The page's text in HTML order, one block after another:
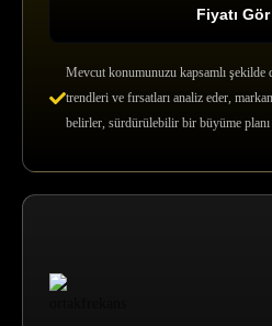
Fiyatı Gör
Mevcut konumunuzu kapsamlı şekilde
trendleri ve fırsatları analiz eder,
belirler, sürdürülebilir bir büyüme